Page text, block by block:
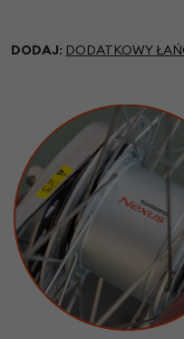
DODAJ: DODATKOWY